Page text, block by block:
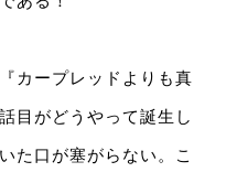
カープレッドよりも真
目がどうやって誕生し
た口が塞がらない。こ